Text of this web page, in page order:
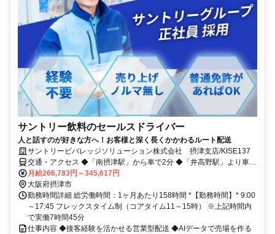
サントリー飲料のセールスドライバー
人と話すのが好きな方へ！お客様と深く長くかかわるルート配送
サントリービバレッジソリューション株式会社 摂津支店/KISE137
交通・アクセス ◆「南摂津駅」から車で2分 ◆「井高野駅」より車で
6分
月給266,783円～345,617円
大阪府摂津市
勤務時間詳細 総労働時間：1ヶ月あたり158時間 *【勤務時間】* 9:00
～17:45 フレックスタイム制（コアタイム11～15時） ※上記時間内
で実働7時間45分
仕事内容 ◆接客経験を活かせる営業型配送 ◆AIデータで売場を作る